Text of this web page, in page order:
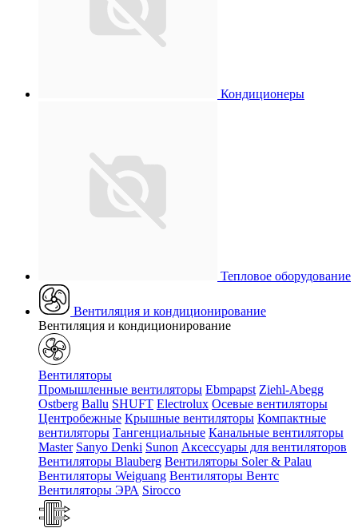
Кондиционеры
Тепловое оборудование
Вентиляция и кондиционирование
Вентиляция и кондиционирование
Вентиляторы
Промышленные вентиляторы Ebmpapst Ziehl-Abegg
Ostberg Ballu SHUFT Electrolux Осевые вентиляторы
Центробежные Крышные вентиляторы Компактные
вентиляторы Тангенциальные Канальные вентиляторы
Master Sanyo Denki Sunon Аксессуары для вентиляторов
Вентиляторы Blauberg Вентиляторы Soler & Palau
Вентиляторы Weiguang Вентиляторы Вентс
Вентиляторы ЭРА Sirocco